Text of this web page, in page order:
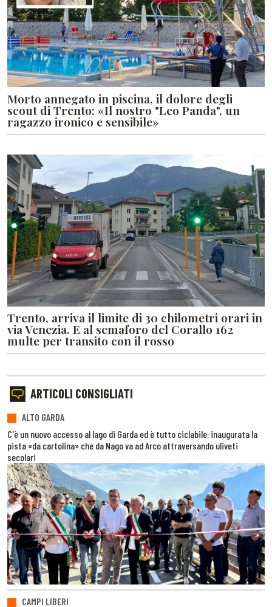
Morto annegato in piscina, il dolore degli
scout di Trento: «Il nostro "Leo Panda", un
ragazzo ironico e sensibile»
Trento, arriva il limite di 30 chilometri orari in
via Venezia. E al semaforo del Corallo 162
multe per transito con il rosso
ARTICOLI CONSIGLIATI
ALTO GARDA
C'è un nuovo accesso al lago di Garda ed è tutto ciclabile: inaugurata la
pista «da cartolina» che da Nago va ad Arco attraversando uliveti
secolari
CAMPI LIBERI